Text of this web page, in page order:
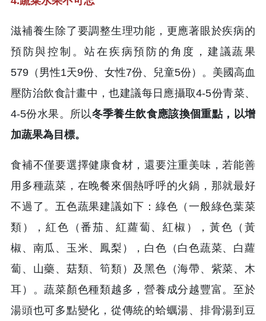
滋補養生除了要調整生理功能，更應著眼於疾病的
預防與控制。站在疾病預防的角度，建議蔬果
579（男性1天9份、女性7份、兒童5份）。美國高血
壓防治飲食計畫中，也建議每日應攝取4-5份青菜、
4-5份水果。所以冬季養生飲食應該換個重點，以增
加蔬果為目標。
食補不僅要選擇健康食材，還要注重美味，若能善
用多種蔬菜，在晚餐來個熱呼呼的火鍋，那就最好
不過了。五色蔬果建議如下：綠色（一般綠色葉菜
類），紅色（番茄、紅蘿蔔、紅椒），黃色（黃
椒、南瓜、玉米、鳳梨），白色（白色蔬菜、白蘿
蔔、山藥、菇類、筍類）及黑色（海帶、紫菜、木
耳）。蔬菜顏色種類越多，營養成分越豐富。至於
湯頭也可多點變化，從傳統的蛤蠣湯、排骨湯到豆